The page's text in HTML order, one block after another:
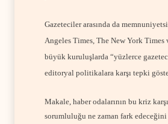
Gazeteciler arasında da
Angeles Times, The New York
büyük kuruluşlarda “yüzlerce
editoryal politikalara karşı tepki
Makale, haber odalarının bu kriz
sorumluluğu ne zaman fark